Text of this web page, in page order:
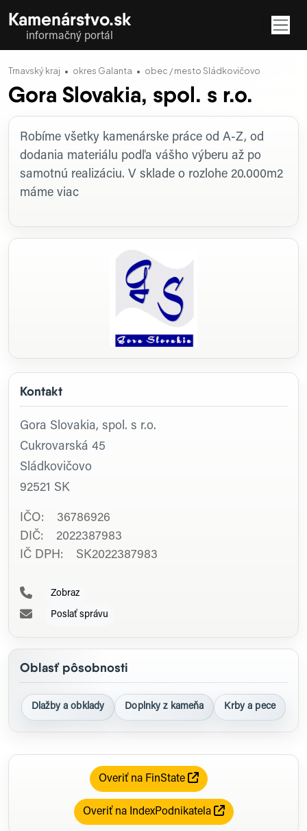
Kamenárstvo.sk
informačný portál
Trnavský kraj okres Galanta obec / mesto Sládkovičovo
Gora Slovakia, spol. s r.o.
Kontakt
Gora Slovakia, spol. s r.o.
Cukrovarská 45
Sládkovičovo
92521 SK
IČO: 36786926
DIČ: 2022387983
IČ DPH: SK2022387983
Zobraz
Poslať správu
Oblasť pôsobnosti
Dlažby a obklady Doplnky z kameňa Krby a pece
Overiť na FinState
Overiť na IndexPodnikatela
Profil firmy
Robíme všetky kamenárske práce od A-Z, od
dodania materiálu podľa vášho výberu až po
samotnú realizáciu. V sklade o rozlohe 20.000m2
máme viac